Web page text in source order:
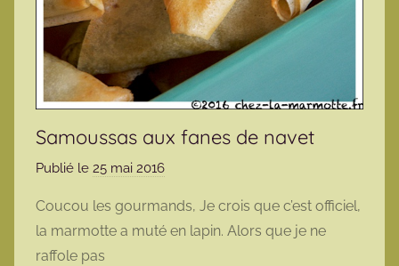
Samoussas aux fanes de navet
Publié le 25 mai 2016
r
m
Coucou les gourmands, Je crois que c’est officiel,
la marmotte a muté en lapin. Alors que je ne
raffole pas